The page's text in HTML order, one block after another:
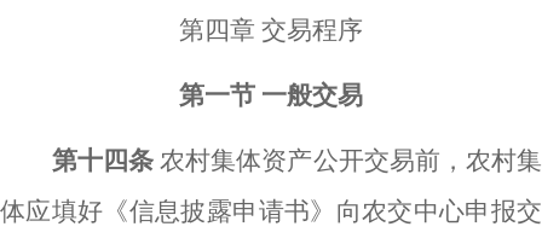
第四章 交易程序
第一节 一般交易
第十四条 农村集体资产公开交易前，农村集
体应填好《信息披露申请书》向农交中心申报交